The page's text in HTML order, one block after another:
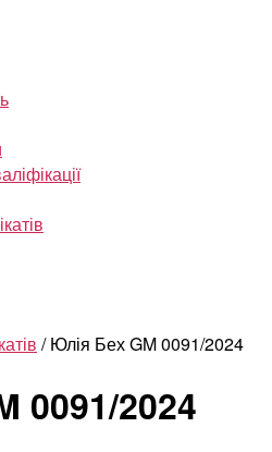
/ Юлія Бех GM 0091/2024
0091/2024